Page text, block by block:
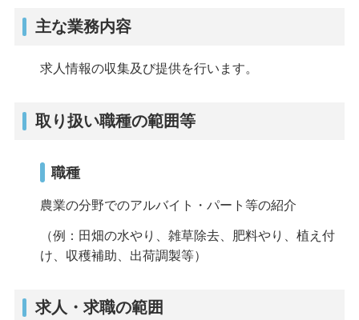
主な業務内容
求人情報の収集及び提供を行います。
取り扱い職種の範囲等
職種
農業の分野でのアルバイト・パート等の紹介
（例：田畑の水やり、雑草除去、肥料やり、植え付
け、収穫補助、出荷調製等）
求人・求職の範囲